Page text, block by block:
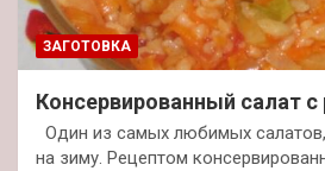
ЗАГОТОВКА
Консервированный салат с
Один из самых любимых
на зиму. Рецептом